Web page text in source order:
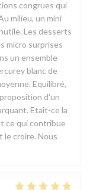
congrues qui
milieu, un mini
Les desserts
micro surprises
un ensemble
blanc de
Equilibré,
d'un
Etait-ce la
ce qui contribue
le croire. Nous